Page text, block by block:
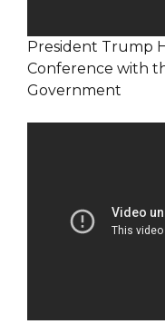
President Trump
Conference with
Government